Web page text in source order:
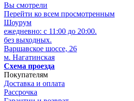
Вы смотрели
Перейти ко всем просмотренным
Шоурум
ежедневно: с 11:00 до 20:00.
без выходных.
Варшавское шоссе, 26
м. Нагатинская
Схема проезда
Покупателям
Доставка и оплата
Рассрочка